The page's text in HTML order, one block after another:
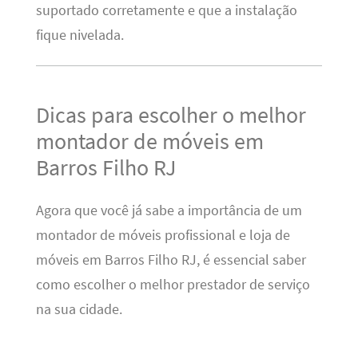
suportado corretamente e que a instalação
fique nivelada.
Dicas para escolher o melhor
montador de móveis em
Barros Filho RJ
Agora que você já sabe a importância de um
montador de móveis profissional e loja de
móveis em Barros Filho RJ, é essencial saber
como escolher o melhor prestador de serviço
na sua cidade.